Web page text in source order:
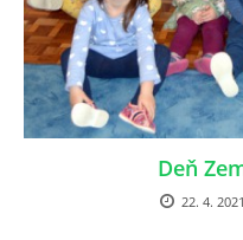
Deň
22. 4. 2021